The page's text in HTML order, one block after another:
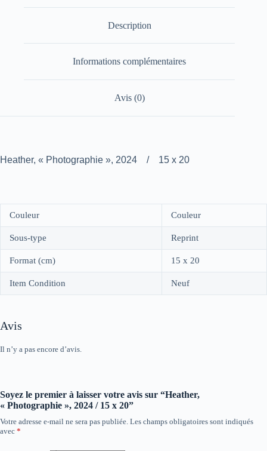
Description
Informations complémentaires
Avis (0)
Heather, « Photographie », 2024 / 15 x 20
Couleur Couleur
Sous-type Reprint
Format (cm) 15 x 20
Item Condition Neuf
Avis
Il n’y a pas encore d’avis.
Soyez le premier à laisser votre avis sur “Heather,
« Photographie », 2024 / 15 x 20”
Votre adresse e-mail ne sera pas publiée. Les champs obligatoires sont indiqués
avec *